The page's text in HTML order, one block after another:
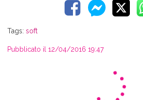
Tags: soft
Pubblicato il 12/04/2016 19:47